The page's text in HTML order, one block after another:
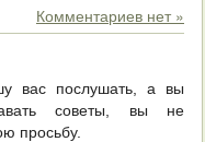
Комментариев нет »
вас послушать, а вы
советы, вы не
просьбу.